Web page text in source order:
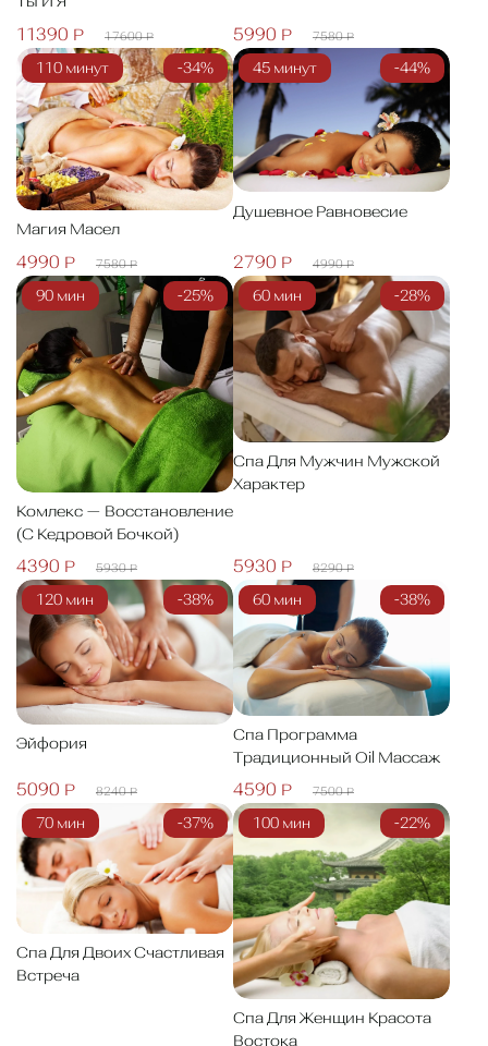
11390 Р 17600 Р 5990 Р 7580 Р
110 минут -34%
Магия Масел
4990 Р 7580 Р
45 минут -44%
Душевное Равновесие
2790 Р 4990 Р
90 мин -25%
Комлекс — Восстановление
(с Кедровой Бочкой)
4390 Р 5930 Р
60 мин -28%
Спа Для Мужчин Мужской
Характер
5930 Р 8290 Р
120 мин -38%
Эйфория
5090 Р 8240 Р
60 мин -38%
Спа Программа
Традиционный Oil Массаж
4590 Р 7500 Р
70 мин -37%
Спа Для Двоих Счастливая
Встреча
100 мин -22%
Спа Для Женщин Красота
Востока